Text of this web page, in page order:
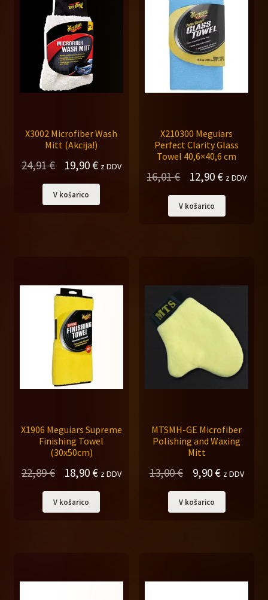
X3002 Microfiber Wash
Mitt (Akcija!)
24,91€
Izvirna
cena
je
19,90€Trenutna
cena
je:
z DDV
V košarico
X210300 Meguiars
Perfect Clarity Glass
Towel 40,6×40,6 cm
16,01€
Izvirna
cena
je
12,90 €Trenutna
cena
je:
z DDV
V košarico
X1906 Meguiars Supreme
Finishing Towel
(30x50cm)
22,89€
Izvirna
cena
je
18,90€Trenutna
cena
je:
z DDV
V košarico
MTSMH-GE Microfiber
Polishing and Waxing
Mitt
13,00€
Izvirna
cena
je
9,90 €Trenutna
cena
je:
z DDV
V košarico